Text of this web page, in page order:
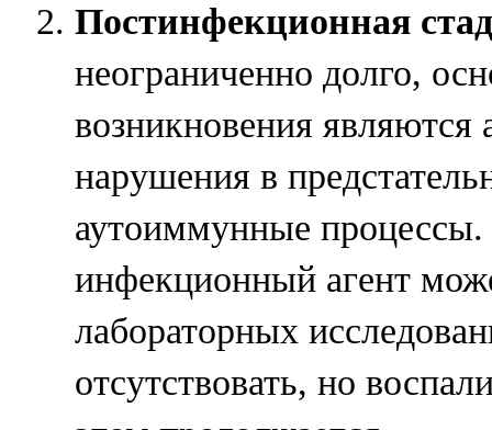
Постинфекционная
неограниченно долго,
возникновения являются
нарушения в
аутоиммунные процессы.
инфекционный агент
лабораторных
отсутствовать, но